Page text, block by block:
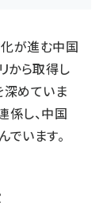
化が進む中国
から取得し
深めていま
係し、中国
います。